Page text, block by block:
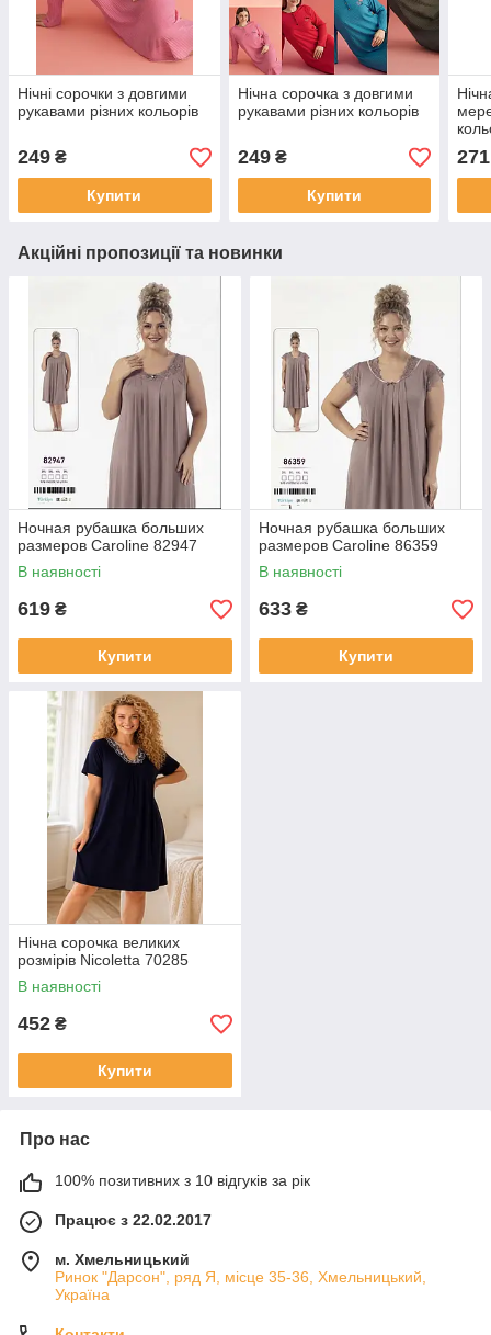
Нічні сорочки з довгими
рукавами різних кольорів
249 ₴
Купити
Нічна сорочка з довгими
рукавами різних кольорів
249₴
Купити
271
Акційні пропозиції та новинки
Ночная рубашка больших
размеров Caroline 82947
В наявності
619 ₴
Купити
Ночная рубашка больших
размеров Caroline 86359
В наявності
633 ₴
Купити
Нічна сорочка великих
розмірів Nicoletta 70285
В наявності
452 ₴
Купити
Про нас
100% позитивних з 10 відгуків за рік
Працює з 22.02.2017
м. Хмельницький
Ринок "Дарсон", ряд Я, місце 35-36, Хмельницький,
Україна